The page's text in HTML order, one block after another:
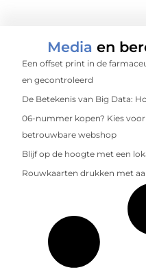
Media en
Een offset print in de
en gecontroleerd
De Betekenis van Big Data:
06-nummer kopen? Kies
betrouwbare webshop
Blijf op de hoogte met een
Rouwkaarten drukken met